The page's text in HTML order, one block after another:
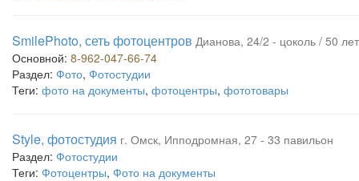
SmilePhoto, сеть фотоцентров Дианова, 24/2 - цоколь / 50
Основной: 8-962-047-66-74
Раздел: Фото, Фотостудии
Теги: фото на документы, фотоцентры, фототовары
Style, фотостудия г. Омск, Ипподромная, 27 - 33 павильон
Раздел: Фотостудии
Теги: Фотоцентры, Фото на документы